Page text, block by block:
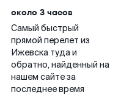
около 3 часов
Самый быстрый
прямой перелет из
Ижевска туда и
обратно, найденный на
нашем сайте за
последнее время